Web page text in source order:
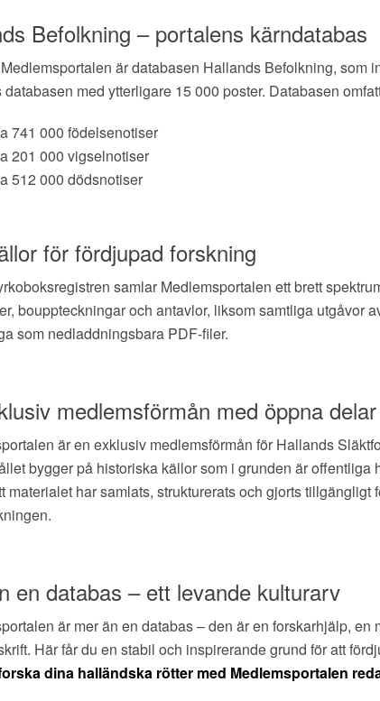
Befolkning – portalens kärndatabas
är databasen Hallands Befolkning,
databasen med ytterligare 15 000 poster. Databasen
741 000 födelsenotiser
201 000 vigselnotiser
512 000 dödsnotiser
för fördjupad forskning
samlar Medlemsportalen ett brett
bouppteckningar och antavlor, liksom samtliga utgåvor
som nedladdningsbara PDF-filer.
medlemsförmån med öppna delar
är en exklusiv medlemsförmån för Hallands
bygger på historiska källor som i grunden är
materialet har samlats, strukturerats och gjorts
en databas – ett levande kulturarv
är mer än en databas – den är en forskarhjälp,
Här får du en stabil och inspirerande grund för att
dina halländska rötter med Medlemsportalen